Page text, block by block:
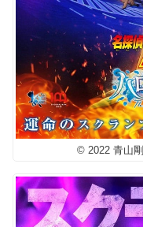
© 2022 青山